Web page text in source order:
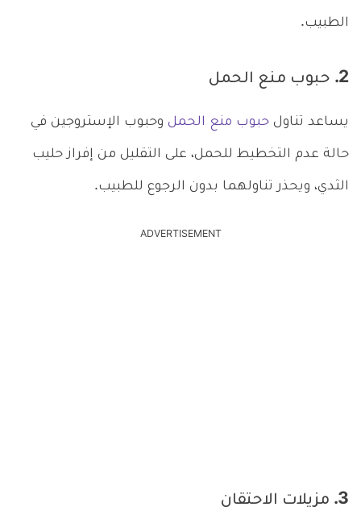
الطبيب.
2. حبوب منع الحمل
يساعد تناول حبوب منع الحمل وحبوب الإستروجين في
حالة عدم التخطيط للحمل، على التقليل من إفراز حليب
الثدي، ويحذر تناولهما بدون الرجوع للطبيب.
ADVERTISEMENT
3. مزيلات الاحتقان